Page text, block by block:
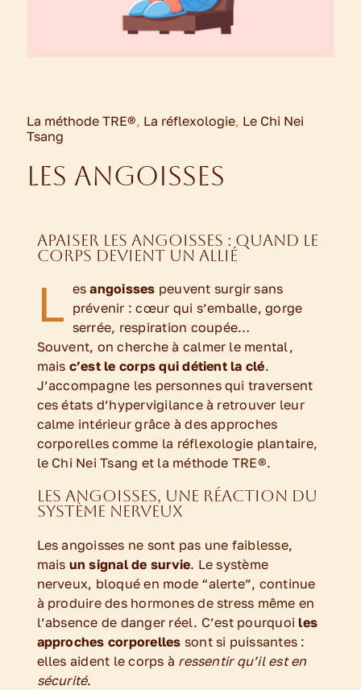
La méthode TRE®, La réflexologie, Le Chi Nei
Tsang
Les angoisses
Apaiser les angoisses : quand le
corps devient un allié
L esangoisses peuvent surgir sans
prévenir : cœur qui s’emballe, gorge
serrée, respiration coupée…
Souvent, on cherche à calmer le mental,
mais c’est le corps qui détient la clé.
J’accompagne les personnes qui traversent
ces états d’hypervigilance à retrouver leur
calme intérieur grâce à des approches
corporelles comme la réflexologie plantaire,
le Chi Nei Tsang et la méthode TRE®.
Les angoisses, une réaction du
système nerveux
Les angoisses ne sont pas une faiblesse,
mais un signal de survie. Le système
nerveux, bloqué en mode “alerte”, continue
à produire des hormones de stress même en
l’absence de danger réel. C’est pourquoiles
approches corporelles sont si puissantes :
elles aident le corps à ressentir qu’il est en
sécurité.